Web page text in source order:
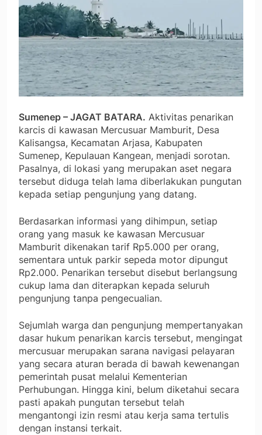
Sumenep – JAGAT BATARA. Aktivitas penarikan
karcis di kawasan Mercusuar Mamburit, Desa
Kalisangsa, Kecamatan Arjasa, Kabupaten
Sumenep, Kepulauan Kangean, menjadi sorotan.
Pasalnya, di lokasi yang merupakan aset negara
tersebut diduga telah lama diberlakukan pungutan
kepada setiap pengunjung yang datang.
Berdasarkan informasi yang dihimpun, setiap
orang yang masuk ke kawasan Mercusuar
Mamburit dikenakan tarif Rp5.000 per orang,
sementara untuk parkir sepeda motor dipungut
Rp2.000. Penarikan tersebut disebut berlangsung
cukup lama dan diterapkan kepada seluruh
pengunjung tanpa pengecualian.
Sejumlah warga dan pengunjung mempertanyakan
dasar hukum penarikan karcis tersebut, mengingat
mercusuar merupakan sarana navigasi pelayaran
yang secara aturan berada di bawah kewenangan
pemerintah pusat melalui Kementerian
Perhubungan. Hingga kini, belum diketahui secara
pasti apakah pungutan tersebut telah
mengantongi izin resmi atau kerja sama tertulis
dengan instansi terkait.